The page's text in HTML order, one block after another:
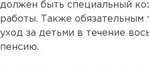
должен быть специальный
работы. Также обязательным
уход за детьми в течение
пенсию.